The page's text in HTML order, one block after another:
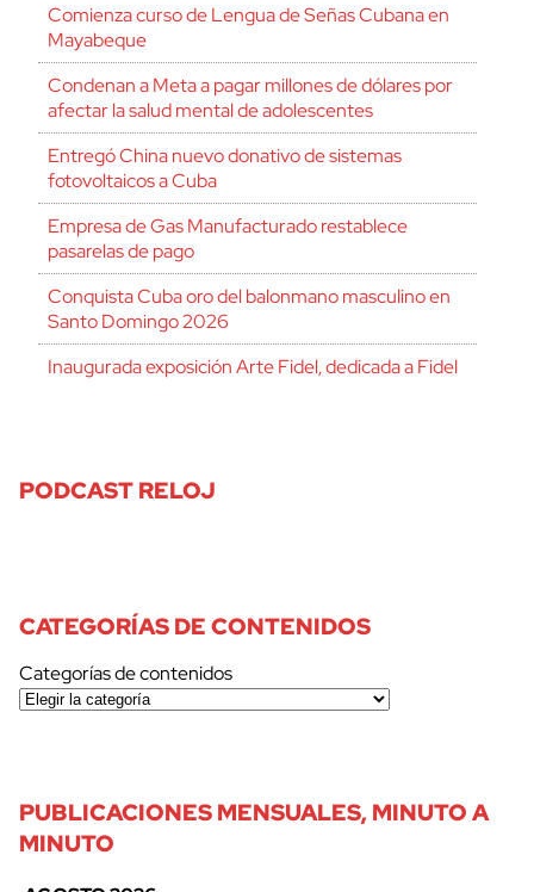
Comienza curso de Lengua de Señas Cubana en
Mayabeque
Condenan a Meta a pagar millones de dólares por
afectar la salud mental de adolescentes
Entregó China nuevo donativo de sistemas
fotovoltaicos a Cuba
Empresa de Gas Manufacturado restablece
pasarelas de pago
Conquista Cuba oro del balonmano masculino en
Santo Domingo 2026
Inaugurada exposición Arte Fidel, dedicada a Fidel
PODCAST RELOJ
CATEGORÍAS DE CONTENIDOS
Categorías de contenidos
PUBLICACIONES MENSUALES, MINUTO A
MINUTO